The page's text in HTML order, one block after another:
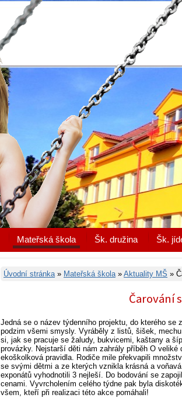
Mateřská škola Šk. družina Šk.
Úvodní stránka» Mateřská škola» Aktuality MŠ »
Čarování
Jedná se o název týdenního projektu, do kterého
podzim všemi smysly. Vyráběly z listů, šišek,
si, jak se pracuje se žaludy, bukvicemi, kaštany a
provázky. Nejstarší děti nám zahrály příběh O
ekoškolková pravidla. Rodiče mile překvapili
se svými dětmi a ze kterých vznikla krásná a
exponátů vyhodnotili 3 nejleší. Do bodování se
cenami. Vyvrcholením celého týdne pak byla
všem, kteří při realizaci této akce pomáhali!